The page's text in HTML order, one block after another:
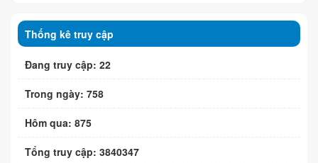
Thống kê truy cập
Đang truy cập: 22
Trong ngày: 758
Hôm qua: 875
Tổng truy cập: 3840347